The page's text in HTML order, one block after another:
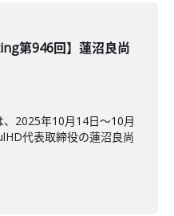
第946回】蓮沼良尚
2025年10月14日〜10月
代表取締役の蓮沼良尚